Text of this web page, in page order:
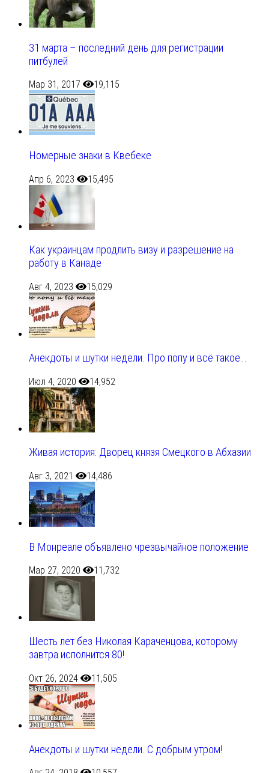
31 марта – последний день для регистрации
питбулей
Мар 31, 2017 19,115
Номерные знаки в Квебеке
Апр 6, 2023 15,495
Как украинцам продлить визу и разрешение на
работу в Канаде
Авг 4, 2023 15,029
Анекдоты и шутки недели. Про попу и всё такое…
Июл 4, 2020 14,952
Живая история: Дворец князя Смецкого в Абхазии
Авг 3, 2021 14,486
В Монреале объявлено чрезвычайное положение
Мар 27, 2020 11,732
Шесть лет без Николая Караченцова, которому
завтра исполнится 80!
Окт 26, 2024 11,505
Анекдоты и шутки недели. С добрым утром!